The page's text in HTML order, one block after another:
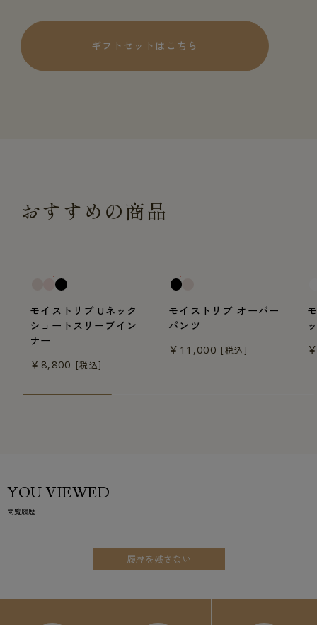
ギフトセットはこちら
おすすめの商品
モイストリブ Uネック
ショートスリーブイン
ナー
￥8,800 [税込]
モイストリブ オーバー
パンツ
￥11,000 [税込]
YOU VIEWED
閲覧履歴
履歴を残さない